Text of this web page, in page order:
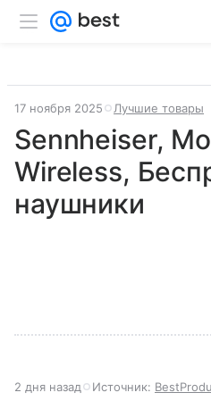
17 ноября 2025 Лучшие товары
Sennheiser,
Wireless,
наушники
2 дня назад Источник: